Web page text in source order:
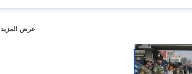
عرض المزيد